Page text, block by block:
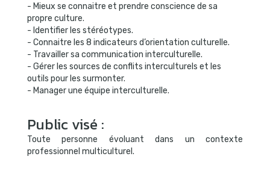
- Mieux se connaitre et prendre conscience de sa
propre culture.
- Identifier les stéréotypes.
- Connaitre les 8 indicateurs d’orientation culturelle.
- Travailler sa communication interculturelle.
- Gérer les sources de conflits interculturels et les
outils pour les surmonter.
- Manager une équipe interculturelle.
Public visé :
Toute personne évoluant dans un contexte
professionnel multiculturel.